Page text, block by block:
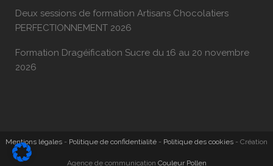
Deux sessions de formation Artisans Chocolatiers
PERFECTIONNEMENT 2026
Formation Dragéification Sucre du 16 au 20 novembre
2026
Mentions légales - Politique de confidentialité - Politique des cookies - Création
Agence de communication Couleur Pollen